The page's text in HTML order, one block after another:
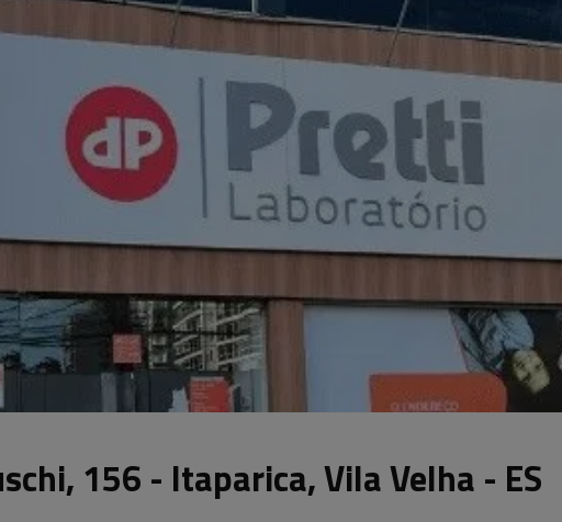
156 - Itaparica, Vila Velha - ES